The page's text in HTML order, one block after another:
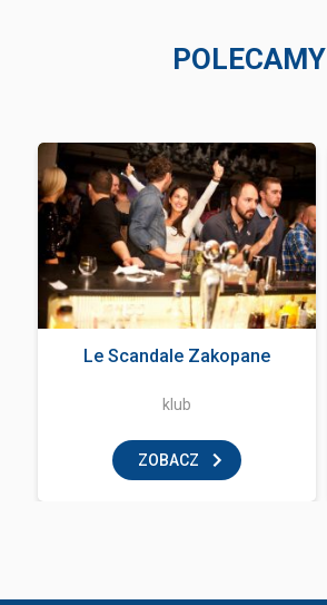
POLECAMY
Le Scandale Zakopane
klub
ZOBACZ